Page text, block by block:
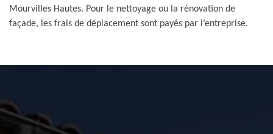
Mourvilles Hautes. Pour le nettoyage ou la rénovation de
façade, les frais de déplacement sont payés par l’entreprise.